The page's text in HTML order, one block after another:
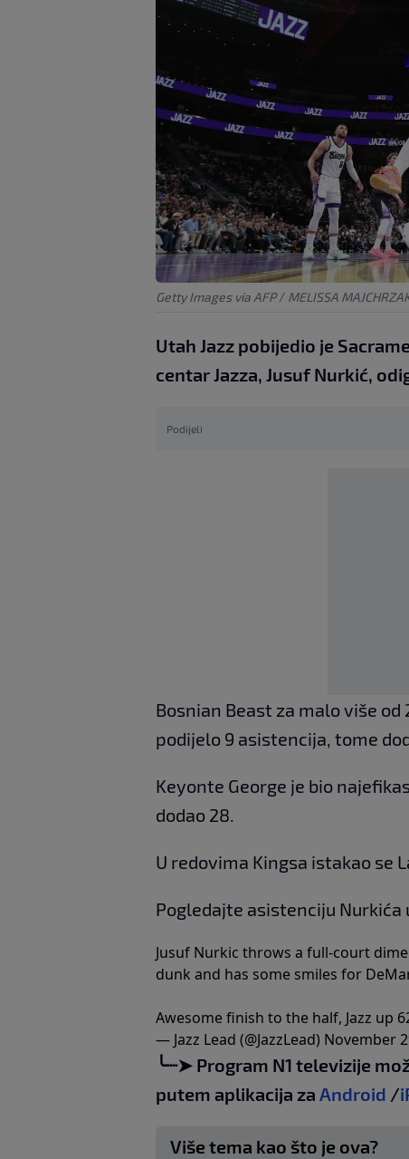
Getty Images via AFP / MELISSA
Utah Jazz pobijedio je
centar Jazza, Jusuf Nurkić,
Podijeli
Bosnian Beast za malo više
podijelo 9 asistencija, tome
Keyonte George je bio
dodao 28.
U redovima Kingsa istakao se
Pogledajte asistenciju Nurkića
Jusuf Nurkic throws a full-court
dunk and has some smiles for
Awesome finish to the half, Jazz up
— Jazz Lead (@JazzLead) November
╰┈➤ Program N1 televizije
putem aplikacija za Android /
Više tema kao što je ova?